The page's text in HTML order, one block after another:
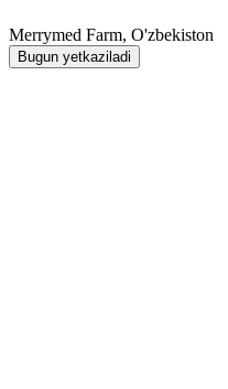
Merrymed Farm, O'zbekiston
Bugun yetkaziladi